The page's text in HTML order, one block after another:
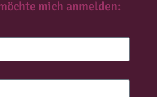
mich anmelden: